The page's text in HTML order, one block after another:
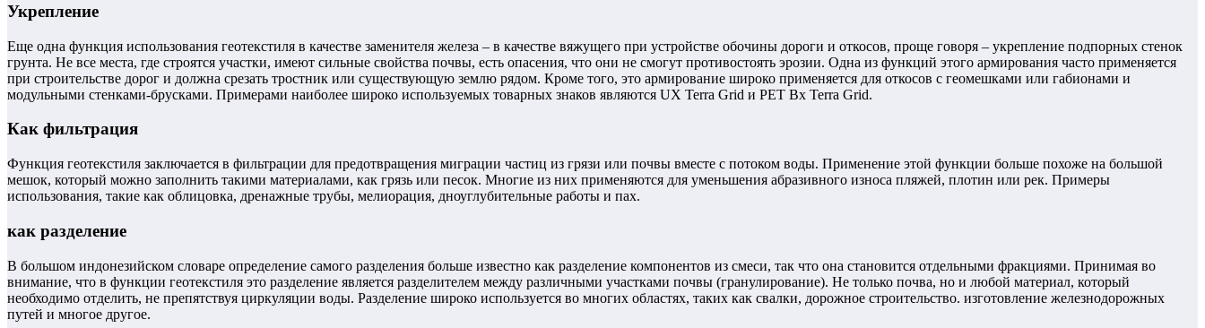
Укрепление
Еще одна функция использования геотекстиля в качестве заменителя железа – в качестве вяжущего при устройстве обочины дороги и откосов, проще говоря – укрепление подпорных стенок
грунта. Не все места, где строятся участки, имеют сильные свойства почвы, есть опасения, что они не смогут противостоять эрозии. Одна из функций этого армирования часто применяется
при строительстве дорог и должна срезать тростник или существующую землю рядом. Кроме того, это армирование широко применяется для откосов с геомешками или габионами и
модульными стенками-брусками. Примерами наиболее широко используемых товарных знаков являются UX Terra Grid и PET Bx Terra Grid.
Как фильтрация
Функция геотекстиля заключается в фильтрации для предотвращения миграции частиц из грязи или почвы вместе с потоком воды. Применение этой функции больше похоже на большой
мешок, который можно заполнить такими материалами, как грязь или песок. Многие из них применяются для уменьшения абразивного износа пляжей, плотин или рек. Примеры
использования, такие как облицовка, дренажные трубы, мелиорация, дноуглубительные работы и пах.
как разделение
В большом индонезийском словаре определение самого разделения больше известно как разделение компонентов из смеси, так что она становится отдельными фракциями. Принимая во
внимание, что в функции геотекстиля это разделение является разделителем между различными участками почвы (гранулирование). Не только почва, но и любой материал, который
необходимо отделить, не препятствуя циркуляции воды. Разделение широко используется во многих областях, таких как свалки, дорожное строительство. изготовление железнодорожных
путей и многое другое.